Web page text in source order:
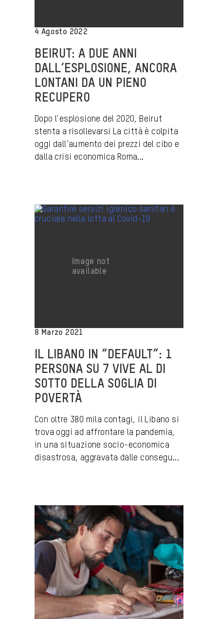
4 Agosto 2022
BEIRUT: A DUE ANNI
DALL’ESPLOSIONE, ANCORA
LONTANI DA UN PIENO
RECUPERO
Dopo l'esplosione del 2020, Beirut
stenta a risollevarsi La città è colpita
oggi dall’aumento dei prezzi del cibo e
dalla crisi economica Roma...
8 Marzo 2021
IL LIBANO IN “DEFAULT”: 1
PERSONA SU 7 VIVE AL DI
SOTTO DELLA SOGLIA DI
POVERTÀ
Con oltre 380 mila contagi, il Libano si
trova oggi ad affrontare la pandemia,
in una situazione socio-economica
disastrosa, aggravata dalle consegu...